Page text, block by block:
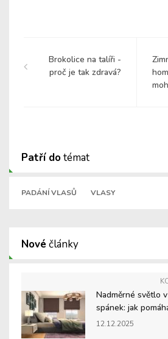
Brokolice na talíři -
proč je tak zdravá?
Patří dotémat
PADÁNÍ VLASŮ VLASY
Nové články
Nadměrné světlo
spánek: jak
12.12.2025